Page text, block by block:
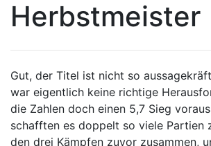
Herbstmeister
Gut, der Titel ist nicht so
war eigentlich keine richtige
die Zahlen doch einen 5,7 Sieg
schafften es doppelt so viele Partien
den drei Kämpfen zuvor zusammen,